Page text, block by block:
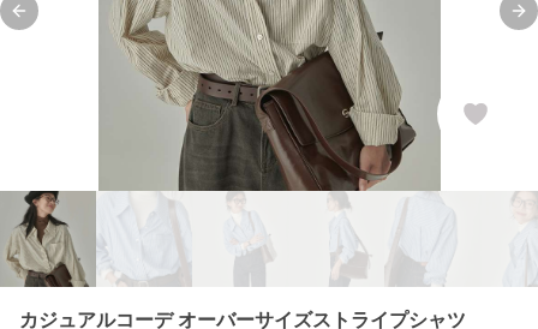
Previous slide
カジュアルコーデ オーバーサイズストライプシャツ